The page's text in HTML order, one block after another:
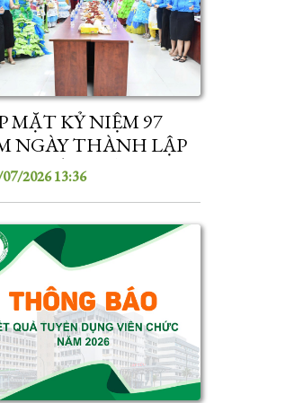
MẶT KỶ NIỆM 97
NGÀY THÀNH LẬP
ĐOÀN VIỆT NAM
2026 13:36